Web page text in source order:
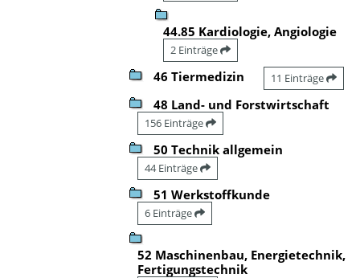
44.85 Kardiologie, Angiologie
2 Einträge
46 Tiermedizin 11 Einträge
48 Land- und Forstwirtschaft
156 Einträge
50 Technik allgemein
44 Einträge
51 Werkstoffkunde
6 Einträge
52 Maschinenbau, Energietechnik,
Fertigungstechnik